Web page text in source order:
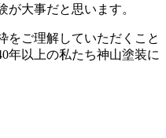
が大事だと思います。
ご理解していただくこと
年以上の私たち神山塗装に